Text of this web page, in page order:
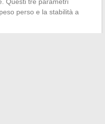
perso e la stabilità a